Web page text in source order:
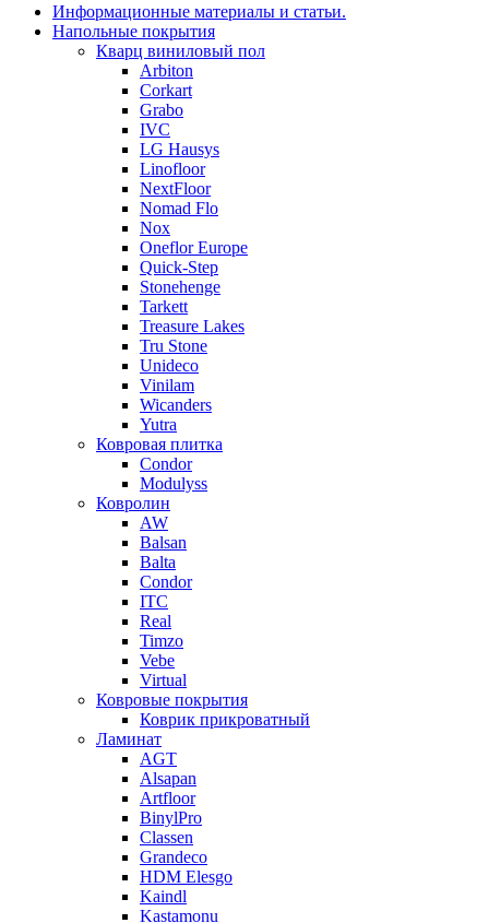
Информационные материалы и статьи.
Напольные покрытия
Кварц виниловый пол
Arbiton
Corkart
Grabo
IVC
LG Hausys
Linofloor
NextFloor
Nomad Flo
Nox
Oneflor Europe
Quick-Step
Stonehenge
Tarkett
Treasure Lakes
Tru Stone
Unideco
Vinilam
Wicanders
Yutra
Ковровая плитка
Condor
Modulyss
Ковролин
AW
Balsan
Balta
Condor
ITC
Real
Timzo
Vebe
Virtual
Ковровые покрытия
Коврик прикроватный
Ламинат
AGT
Alsapan
Artfloor
BinylPro
Classen
Grandeco
HDM Elesgo
Kaindl
Kastamonu